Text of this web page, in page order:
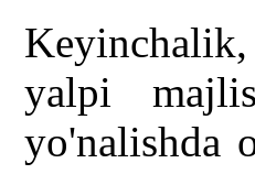
yalpi
yo'nalishda